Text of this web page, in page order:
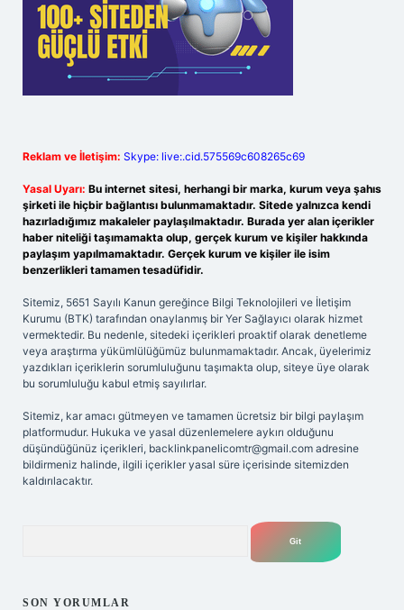
Reklam ve İletişim: Skype: live:.cid.575569c608265c69
Yasal Uyarı: Bu internet sitesi, herhangi bir marka, kurum veya şahıs
şirketi ile hiçbir bağlantısı bulunmamaktadır. Sitede yalnızca kendi
hazırladığımız makaleler paylaşılmaktadır. Burada yer alan içerikler
haber niteliği taşımamakta olup, gerçek kurum ve kişiler hakkında
paylaşım yapılmamaktadır. Gerçek kurum ve kişiler ile isim
benzerlikleri tamamen tesadüfidir.
Sitemiz, 5651 Sayılı Kanun gereğince Bilgi Teknolojileri ve İletişim
Kurumu (BTK) tarafından onaylanmış bir Yer Sağlayıcı olarak hizmet
vermektedir. Bu nedenle, sitedeki içerikleri proaktif olarak denetleme
veya araştırma yükümlülüğümüz bulunmamaktadır. Ancak, üyelerimiz
yazdıkları içeriklerin sorumluluğunu taşımakta olup, siteye üye olarak
bu sorumluluğu kabul etmiş sayılırlar.
Sitemiz, kar amacı gütmeyen ve tamamen ücretsiz bir bilgi paylaşım
platformudur. Hukuka ve yasal düzenlemelere aykırı olduğunu
düşündüğünüz içerikleri, backlinkpanelicomtr@gmail.com adresine
bildirmeniz halinde, ilgili içerikler yasal süre içerisinde sitemizden
kaldırılacaktır.
SON YORUMLAR